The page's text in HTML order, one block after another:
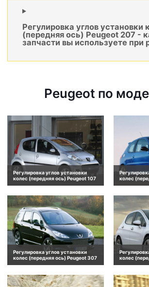
Регулировка углов установки
(передняя ось) Peugeot 207 -
запчасти вы используете при
Peugeot по
Регулировка углов установки
колес (передняя ось) Peugeot 107
колес
Регулировка углов установки
колес (передняя ось) Peugeot 307
колес